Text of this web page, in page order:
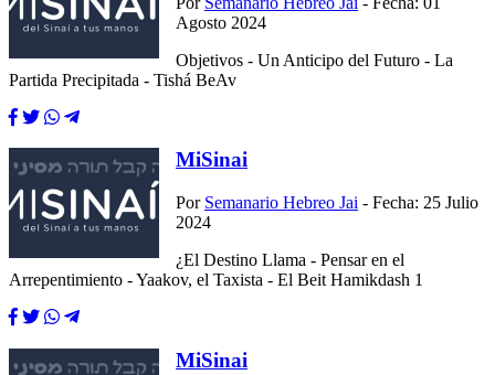
Agosto 2024
Objetivos - Un Anticipo del Futuro - La
Partida Precipitada - Tishá BeAv
MiSinai
Por Semanario Hebreo Jai - Fecha: 25 Julio
2024
¿El Destino Llama - Pensar en el
Arrepentimiento - Yaakov, el Taxista - El Beit Hamikdash 1
MiSinai